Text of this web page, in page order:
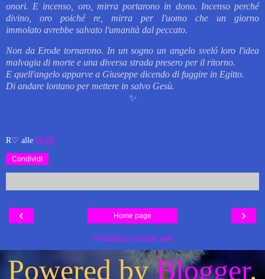
onori. E incenso, oro, mirra portarono in dono. Incenso perché
divino, oro poiché re, mirra per l'uomo che un giorno
immolato avrebbe salvato l'umanità dal peccato.
Non da Erode tornarono. In un sognoun angelo sveló loro l'idea
malvagia di morte e una diversa strada presero per il ritorno.
E quell'angelo apparve a Giuseppe dicendo di fuggire in Egitto.
Di andare lontano per mettere in salvo Gesù.
✨️
R♡ alle 00:00
Condividi
‹ ›
Home page
Visualizza versione web
Powered byBlogger.